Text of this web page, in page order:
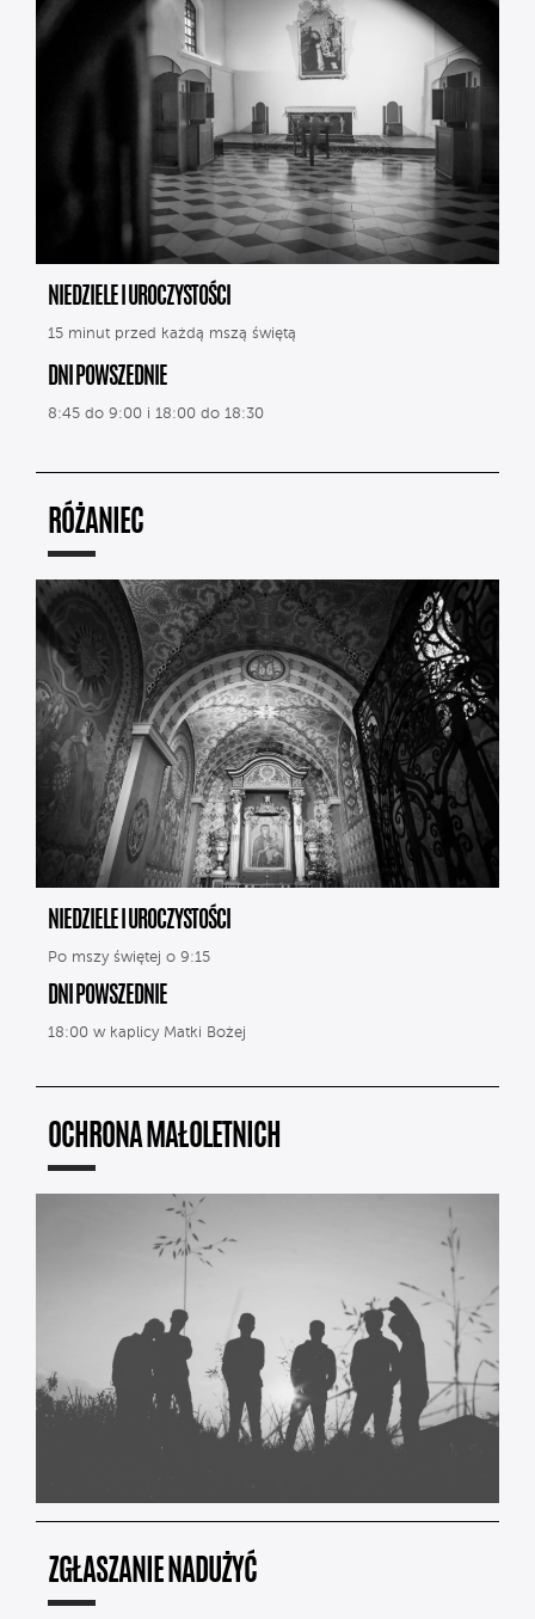
NIEDZIELE I UROCZYSTOŚCI
15 minut przed każdą mszą świętą
DNI POWSZEDNIE
8:45 do 9:00 i 18:00 do 18:30
RÓŻANIEC
NIEDZIELE I UROCZYSTOŚCI
Po mszy świętej o 9:15
DNI POWSZEDNIE
18:00 w kaplicy Matki Bożej
OCHRONA MAŁOLETNICH
ZGŁASZANIE NADUŻYĆ